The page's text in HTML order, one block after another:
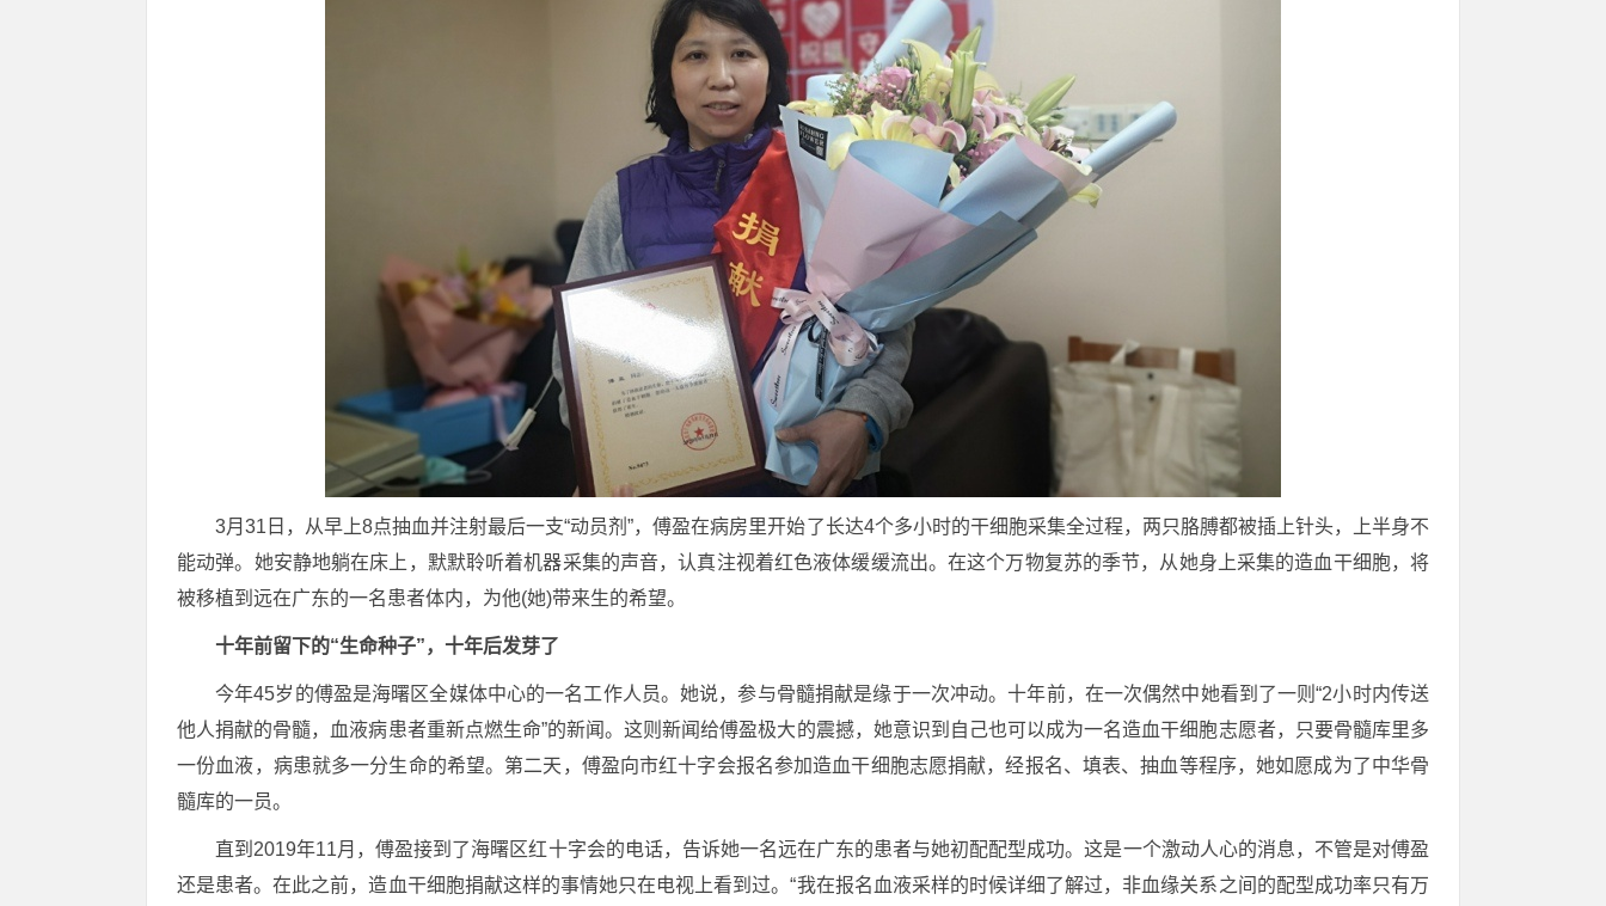
3月31日，从早上8点抽血并注射最后一支“动员剂”，傅盈在病房里开始了长达4个多小时的干细胞采集全过程，两只胳膊都被插上针头，上半身不
能动弹。她安静地躺在床上，默默聆听着机器采集的声音，认真注视着红色液体缓缓流出。在这个万物复苏的季节，从她身上采集的造血干细胞，将
被移植到远在广东的一名患者体内，为他(她)带来生的希望。
十年前留下的“生命种子”，十年后发芽了
今年45岁的傅盈是海曙区全媒体中心的一名工作人员。她说，参与骨髓捐献是缘于一次冲动。十年前，在一次偶然中她看到了一则“2小时内传送
他人捐献的骨髓，血液病患者重新点燃生命”的新闻。这则新闻给傅盈极大的震撼，她意识到自己也可以成为一名造血干细胞志愿者，只要骨髓库里多
一份血液，病患就多一分生命的希望。第二天，傅盈向市红十字会报名参加造血干细胞志愿捐献，经报名、填表、抽血等程序，她如愿成为了中华骨
髓库的一员。
直到2019年11月，傅盈接到了海曙区红十字会的电话，告诉她一名远在广东的患者与她初配配型成功。这是一个激动人心的消息，不管是对傅盈
还是患者。在此之前，造血干细胞捐献这样的事情她只在电视上看到过。“我在报名血液采样的时候详细了解过，非血缘关系之间的配型成功率只有万